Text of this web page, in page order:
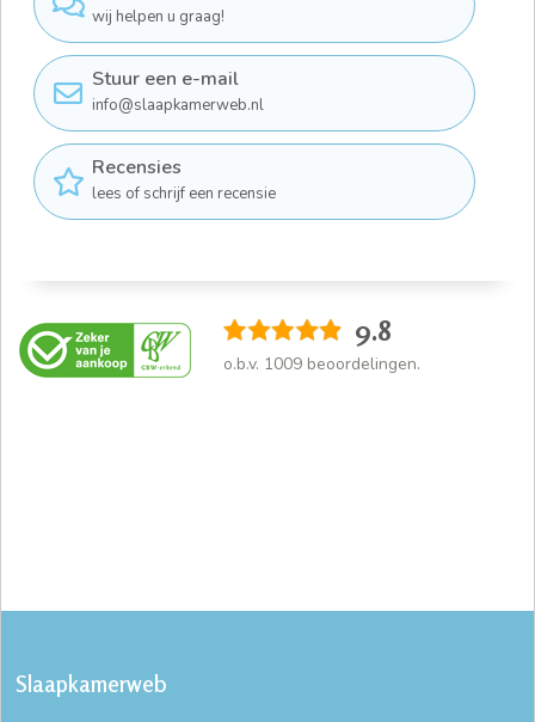
wij helpen u graag!
Stuur een e-mail
info@slaapkamerweb.nl
Recensies
lees of schrijf een recensie
9.8
o.b.v. 1009 beoordelingen.
Slaapkamerweb